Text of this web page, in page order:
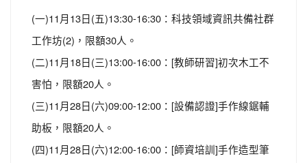
(一)11月13日(五)13:30-16:30：科技領域資訊共備社群
工作坊(2)，限額30人。
(二)11月18日(三)13:00-16:00：[教師研習]初次木工不
害怕，限額20人。
(三)11月28日(六)09:00-12:00：[設備認證]手作線鋸輔
助板，限額20人。
(四)11月28日(六)12:00-16:00：[師資培訓]手作造型筆